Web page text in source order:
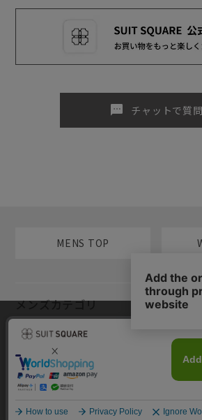
sms チャットで質問
MENS TOP
メンズカテゴリ
レディースカテゴリ
コンテンツ
当サイトでは利用体験の向上およびコンテン
ックの分析を目的としてCookieを使用していま
された場合、Cookieの利用に同意したものとい
はプライバシーポリシー をご確認ください。
同意して閉じる